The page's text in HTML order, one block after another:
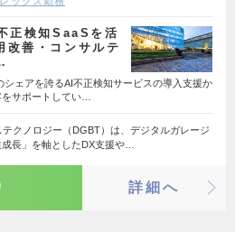
正検知SaaSを活
改善・コンサルテ
シェアを誇るAI不正検知サービスの導入支援か
をサポートしてい…
クノロジー（DGBT）は、デジタルガレージ
長」を軸としたDX支援や…
詳細へ